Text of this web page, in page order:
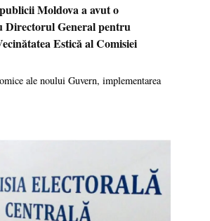
Moldova a avut o
Directorul General pentru
Estică al Comisiei
ale noului Guvern, implementarea